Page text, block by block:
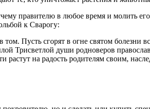
правителю в любое время и молить
к Сварогу:
Пусть сгорят в огне святом болезни
Трисветлой души родноверов
на радость родителям своим,